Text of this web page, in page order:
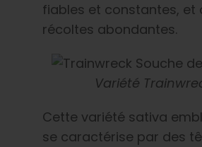
fiables et constantes, et
récoltes abondantes.
Variété
Cette variété sativa
se caractérise par des